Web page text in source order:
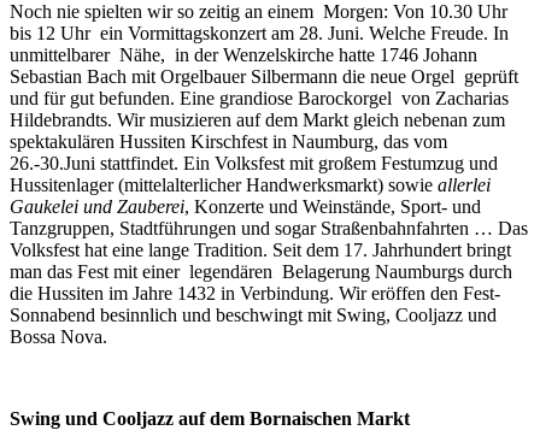
Noch nie spielten wir so zeitig an einem Morgen: Von 10.30 Uhr
bis 12 Uhr ein Vormittagskonzert am 28. Juni. Welche Freude. In
unmittelbarer Nähe, in der Wenzelskirche hatte 1746 Johann
Sebastian Bach mit Orgelbauer Silbermann die neue Orgel geprüft
und für gut befunden. Eine grandiose Barockorgel von Zacharias
Hildebrandts. Wir musizieren auf dem Markt gleich nebenan zum
spektakulären Hussiten Kirschfest in Naumburg, das vom
26.-30.Juni stattfindet. Ein Volksfest mit großem Festumzug und
Hussitenlager (mittelalterlicher Handwerksmarkt) sowie allerlei
Gaukelei und Zauberei, Konzerte und Weinstände, Sport- und
Tanzgruppen, Stadtführungen und sogar Straßenbahnfahrten … Das
Volksfest hat eine lange Tradition. Seit dem 17. Jahrhundert bringt
man das Fest mit einer legendären Belagerung Naumburgs durch
die Hussiten im Jahre 1432 in Verbindung. Wir eröffen den Fest-
Sonnabend besinnlich und beschwingt mit Swing, Cooljazz und
Bossa Nova.
Swing und Cooljazz auf dem Bornaischen Markt